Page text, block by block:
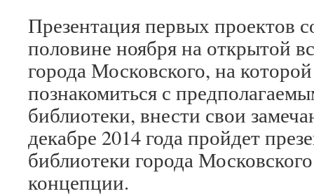
Презентация первых проектов
половине ноября на открытой
города Московского, на
познакомиться с
библиотеки, внести свои
декабре 2014 года пройдет
библиотеки города
концепции.